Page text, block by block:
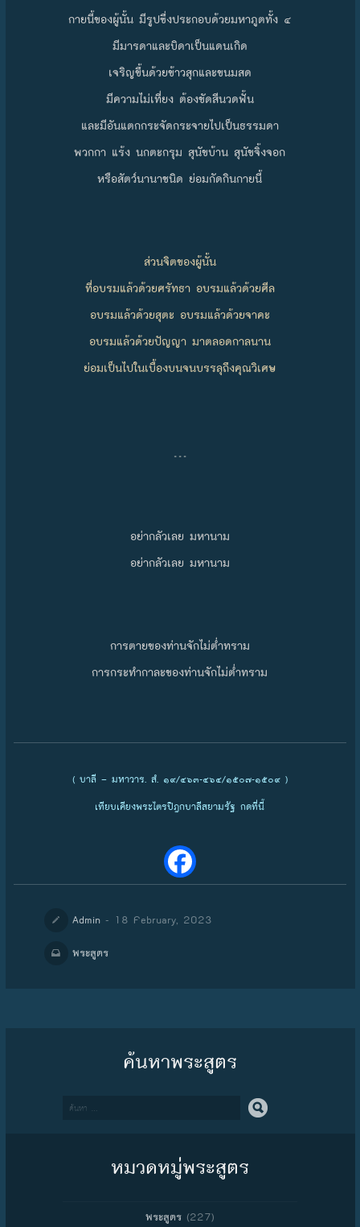
กายนี้ของผู้นั้น มีรูปซึ่งประกอบด้วยมหาภูตทั้ง ๔
มีมารดาและบิดาเป็นแดนเกิด
เจริญขึ้นด้วยข้าวสุกและขนมสด
มีความไม่เที่ยง ต้องขัดสีนวดฟั้น
และมีอันแตกกระจัดกระจายไปเป็นธรรมดา
พวกกา แร้ง นกตะกรุม สุนัขบ้าน สุนัขจิ้งจอก
หรือสัตว์นานาชนิด ย่อมกัดกินกายนี้
ส่วนจิตของผู้นั้น
ที่อบรมแล้วด้วยศรัทธา อบรมแล้วด้วยศีล
อบรมแล้วด้วยสุตะ อบรมแล้วด้วยจาคะ
อบรมแล้วด้วยปัญญา มาตลอดกาลนาน
ย่อมเป็นไปในเบื้องบนจนบรรลุถึงคุณวิเศษ
…
อย่ากลัวเลย มหานาม
อย่ากลัวเลย มหานาม
การตายของท่านจักไม่ต่ำทราม
การกระทำกาละของท่านจักไม่ต่ำทราม
( บาลี – มหาวาร. สํ. ๑๙/๔๖๓-๔๖๔/๑๕๐๗-๑๕๐๙ )
เทียบเคียงพระไตรปิฎกบาลีสยามรัฐ กดที่นี้
Admin- 18 February, 2023
พระสูตร
ค้นหาพระสูตร
หมวดหมู่พระสูตร
พระสูตร (227)